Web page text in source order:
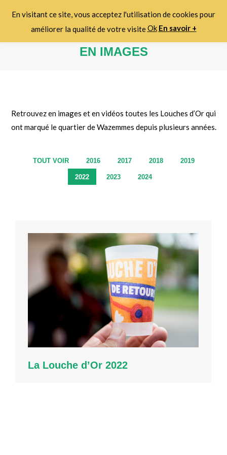
Search:
EN IMAGES
Retrouvez en images et en vidéos toutes les Louches d’Or qui
ont marqué le quartier de Wazemmes depuis plusieurs années.
TOUT VOIR 2016 2017 2018 2019
2022 2023 2024
La Louche d’Or 2022
En visitant ce site, vous acceptez l'utilisation de cookies pour
améliorer la qualité de votre visiteOk En savoir +